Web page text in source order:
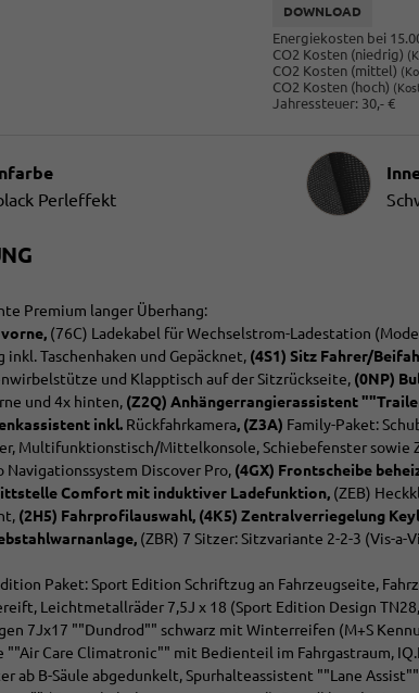
DOWNLOAD
Energiekosten bei
CO2 Kosten (niedrig)
CO2 Kosten (mittel)
CO2 Kosten (hoch)
Jahressteuer: 30,- €
Perleffekt
Innenausstattung
Premium langer Überhang:
(76C) Ladekabel für Wechselstrom-Ladestation
inkl. Taschenhaken und Gepäcknet, (4S1) Sitz Fahrer/
und Klapptisch auf der Sitzrückseite, (0NP)
und 4x hinten, (Z2Q) Anhängerrangierassistent
inkl. Rückfahrkamera, (Z3A) Family-Paket:
Multifunktionstisch/Mittelkonsole, Schiebefenster sowie
Navigationssystem Discover Pro, (4GX) Frontscheibe
Comfort mit induktiver Ladefunktion, (ZEB)
(2H5) Fahrprofilauswahl, (4K5) Zentralverriegelung
(ZBR) 7 Sitzer: Sitzvariante 2-2-3 (Vis-
Paket: Sport Edition Schriftzug an Fahrzeugseite,
Leichtmetallräder 7,5J x 18 (Sport Edition Design
7Jx17 ""Dundrod"" schwarz mit Winterreifen (M+S
""Air Care Climatronic"" mit Bedienteil im Fahrgastraum,
ab B-Säule abgedunkelt, Spurhalteassistent ""Lane